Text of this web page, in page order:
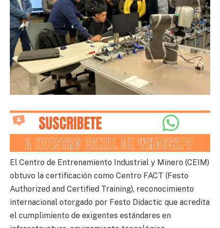
El Centro de Entrenamiento Industrial y Minero (CEIM)
obtuvo la certificación como Centro FACT (Festo
Authorized and Certified Training), reconocimiento
internacional otorgado por Festo Didactic que acredita
el cumplimiento de exigentes estándares en